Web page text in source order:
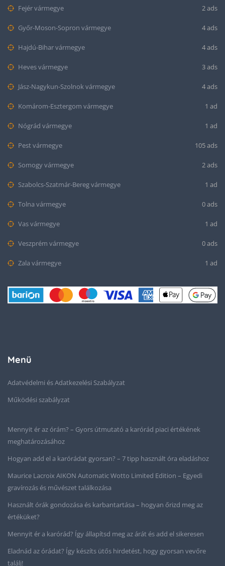
Fejér vármegye 2 ads
Győr-Moson-Sopron vármegye 4 ads
Hajdú-Bihar vármegye 4 ads
Heves vármegye 3 ads
Jász-Nagykun-Szolnok vármegye 4 ads
Komárom-Esztergom vármegye 1 ad
Nógrád vármegye 1 ad
Pest vármegye 105 ads
Somogy vármegye 2 ads
Szabolcs-Szatmár-Bereg vármegye 1 ad
Tolna vármegye 0 ads
Vas vármegye 1 ad
Veszprém vármegye 0 ads
Zala vármegye 1 ad
Menü
Adatvédelmi és Adatkezelési Szabályzat
Működési szabályzat
Mennyit ér az órám? – Gyors útmutató a karórád piaci értékének
meghatározásához
Hogyan add el a karórádat gyorsan? – 7 tipp használt óra eladáshoz
Maurice Lacroix AIKON Automatic Wotto Limited Edition – Egyedi
gravírozás és művészet találkozása
Használt órák gondozása és karbantartása – hogyan őrizd meg az
értéküket?
Mennyit ér a karórád? Így állapítsd meg az árát és add el sikeresen
Eladnád az órádat? Így készíts ütős hirdetést, hogy gyorsan vevőre
találj!